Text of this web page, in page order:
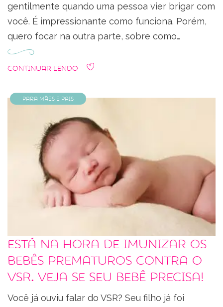
gentilmente quando uma pessoa vier brigar com
você. É impressionante como funciona. Porém,
quero focar na outra parte, sobre como…
Continuar Lendo
Para Mães e Pais
Está na hora de imunizar os
bebês prematuros contra o
VSR. Veja se seu bebê precisa!
Você já ouviu falar do VSR? Seu filho já foi